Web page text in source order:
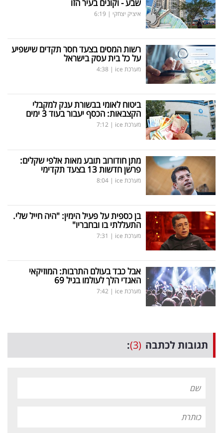
שבע - וקונים בעיר הזו
איציק יצחקי |
6:19
רשות המסים בצעד חסר תקדים שישפיע
על כל בית עסק בישראל
מערכת ice |
4:38
ביטוח לאומי בבשורת ענק למקבלי
הקצבאות: הכסף יעבור בעוד 3 ימים
מערכת ice |
7:12
מתן חודורוב תובע מאות אלפי שקלים:
פרשן חדשות 13 בצעד תקדימי
מערכת ice |
8:04
בן כספית על פעיל הימין: "היה חייל שלי.
התעללתי בו ובחבריו"
מערכת ice |
7:31
אבל כבד בעולם התרבות: המוזיקאי
האגדי הלך לעולמו בגיל 69
מערכת ice |
7:42
תגובות לכתבה (3)
: